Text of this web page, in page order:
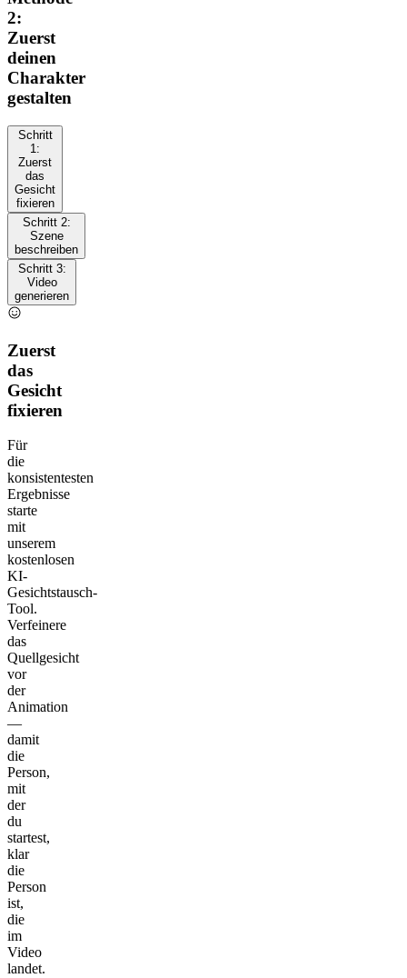
2:
Zuerst
deinen
Charakter
gestalten
Schritt
1:
Zuerst
das
Gesicht
fixieren
Schritt 2:
Szene
beschreiben
Schritt 3:
Video
generieren
Zuerst
das
Gesicht
fixieren
Für
die
konsistentesten
Ergebnisse
starte
mit
unserem
kostenlosen
KI-
Gesichtstausch-
Tool.
Verfeinere
das
Quellgesicht
vor
der
Animation
—
damit
die
Person,
mit
der
du
startest,
klar
die
Person
ist,
die
im
Video
landet.